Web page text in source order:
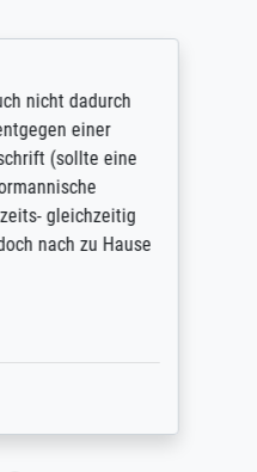
nicht dadurch
einer
(sollte eine
gleichzeitig
nach zu Hause